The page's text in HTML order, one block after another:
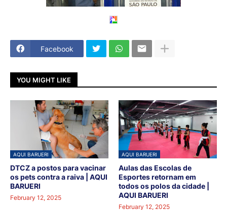
Facebook
YOU MIGHT LIKE
AQUI BARUERI
DTCZ a postos para vacinar
os pets contra a raiva | AQUI
BARUERI
February 12, 2025
AQUI BARUERI
Aulas das Escolas de
Esportes retornam em
todos os polos da cidade |
AQUI BARUERI
February 12, 2025